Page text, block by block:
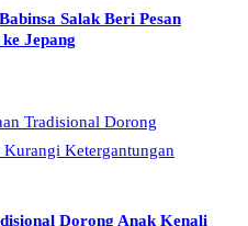
Salak Beri Pesan
Jepang
Dorong Anak Kenali